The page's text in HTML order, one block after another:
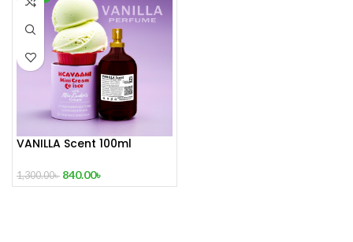
VANILLA Scent 100ml
1,300.00৳ 840.00৳